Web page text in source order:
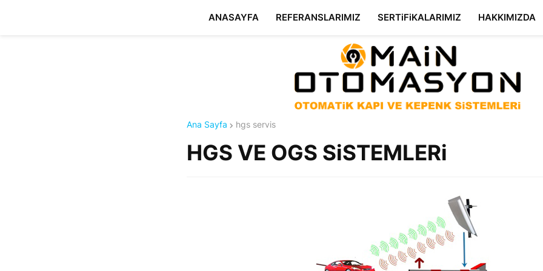
ANASAYFA REFERANSLARIMIZ SERTiFiKALARIMIZ HAKKIMIZDA
Ana Sayfa hgs servis
HGS VE OGS SiSTEMLERi